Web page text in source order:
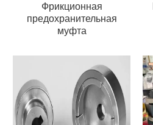
Фрикционная
предохранительная
муфта